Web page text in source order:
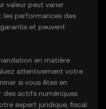
valeur peut varier
les performances des
et peuvent
en matière
attentivement votre
si vous êtes en
actifs numériques.
expert juridique, fiscal